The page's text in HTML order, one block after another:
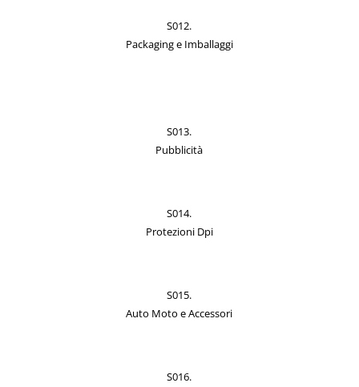
S012.
Packaging e Imballaggi
S013.
Pubblicità
S014.
Protezioni Dpi
S015.
Auto Moto e Accessori
S016.